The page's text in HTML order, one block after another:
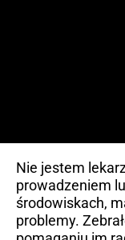
Nie jestem
prowadzeniem
środowiskach,
problemy.